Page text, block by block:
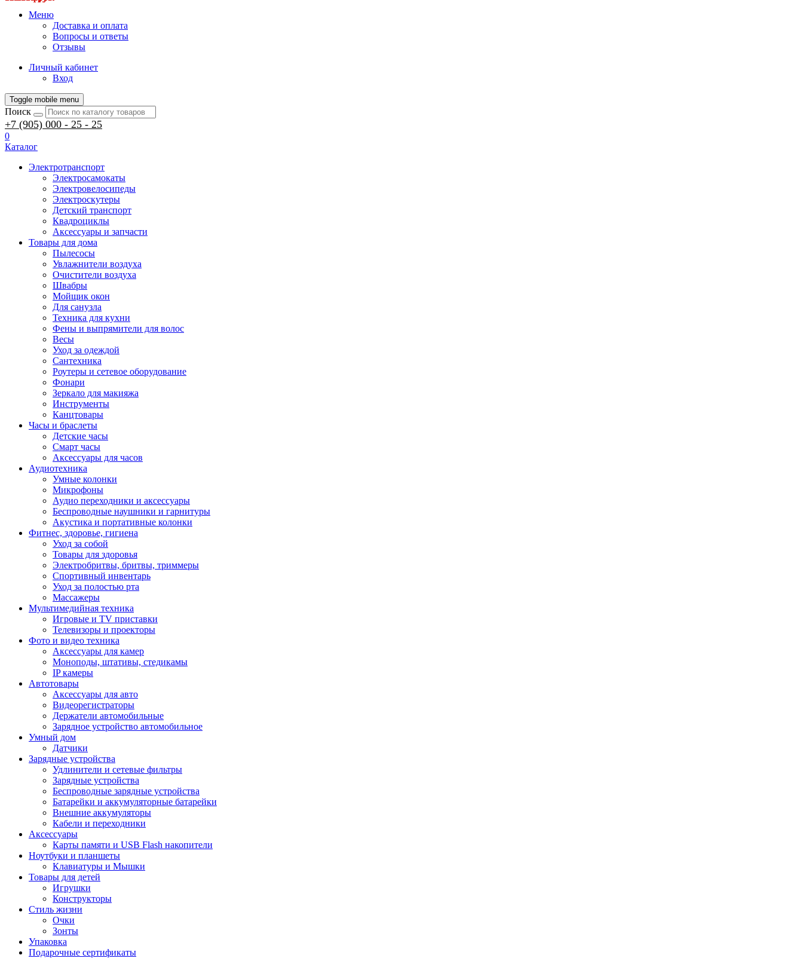
Меню
Доставка и оплата
Вопросы и ответы
Отзывы
Личный кабинет
Вход
Toggle mobile menu
Поиск
+7 (905) 000 - 25 - 25
0
Каталог
Электротранспорт
Электросамокаты
Электровелосипеды
Электроскутеры
Детский транспорт
Квадроциклы
Аксессуары и запчасти
Товары для дома
Пылесосы
Увлажнители воздуха
Очистители воздуха
Швабры
Мойщик окон
Для санузла
Техника для кухни
Фены и выпрямители для волос
Весы
Уход за одеждой
Сантехника
Роутеры и сетевое оборудование
Фонари
Зеркало для макияжа
Инструменты
Канцтовары
Часы и браслеты
Детские часы
Смарт часы
Аксессуары для часов
Аудиотехника
Умные колонки
Микрофоны
Аудио переходники и аксессуары
Беспроводные наушники и гарнитуры
Акустика и портативные колонки
Фитнес, здоровье, гигиена
Уход за собой
Товары для здоровья
Электробритвы, бритвы, триммеры
Спортивный инвентарь
Уход за полостью рта
Массажеры
Мультимедийная техника
Игровые и TV приставки
Телевизоры и проекторы
Фото и видео техника
Аксессуары для камер
Моноподы, штативы, стедикамы
IP камеры
Автотовары
Аксессуары для авто
Видеорегистраторы
Держатели автомобильные
Зарядное устройство автомобильное
Умный дом
Датчики
Зарядные устройства
Удлинители и сетевые фильтры
Зарядные устройства
Беспроводные зарядные устройства
Батарейки и аккумуляторные батарейки
Внешние аккумуляторы
Кабели и переходники
Аксессуары
Карты памяти и USB Flash накопители
Ноутбуки и планшеты
Клавиатуры и Мышки
Товары для детей
Игрушки
Конструкторы
Стиль жизни
Очки
Зонты
Упаковка
Подарочные сертификаты